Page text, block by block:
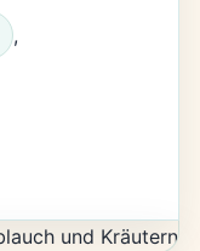
,